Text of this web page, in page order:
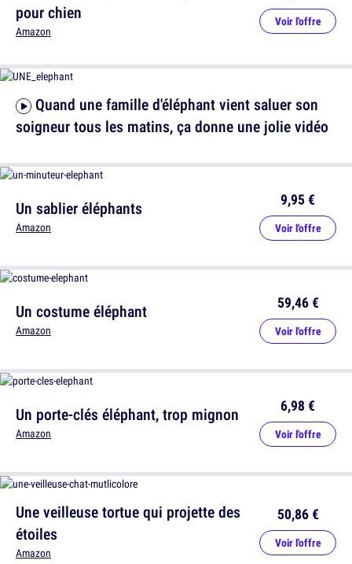
pour chien
Amazon
Voir l'offre
Un sablier éléphants
Amazon
9,95 €
Voir l'offre
Un porte-clés éléphant, trop mignon
Amazon
6,98 €
Voir l'offre
soigneur tous les matins, ça donne une jolie vidéo
Un costume éléphant
Amazon
59,46 €
Voir l'offre
Une veilleuse tortue qui projette des
étoiles
Amazon
50,86 €
Voir l'offre